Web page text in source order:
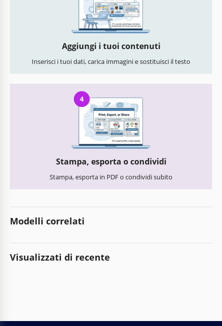
Aggiungi i tuoi contenuti
Inserisci i tuoi dati, carica immagini e sostituisci il testo
4
Stampa, esporta o condividi
Stampa, esporta in PDF o condividi subito
Modelli correlati
Visualizzati di recente